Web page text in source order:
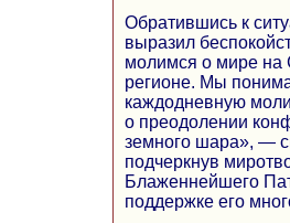
Обратившись к
выразил
молимся о мире на
регионе. Мы
каждодневную
о преодолении
земного шара», —
подчеркнув
Блаженнейшего
поддержке его